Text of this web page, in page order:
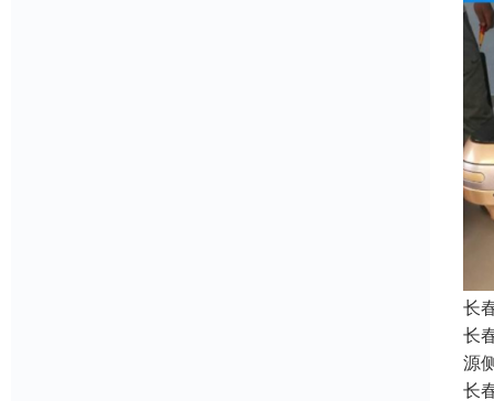
长
长
源
长